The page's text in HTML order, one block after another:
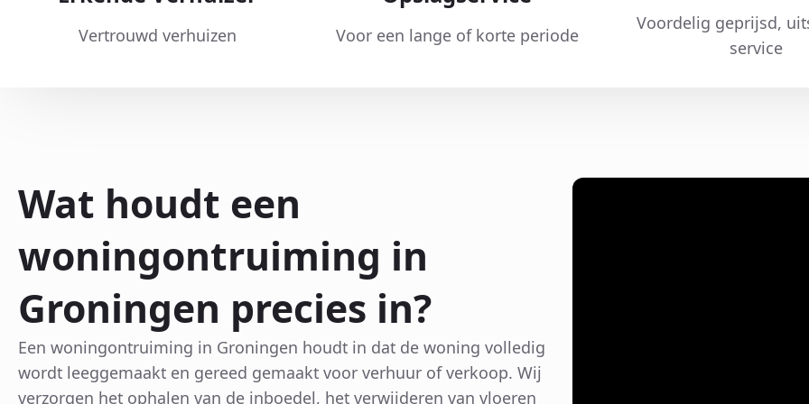
Vertrouwd verhuizen Voor een lange of korte periode
Voordelig geprijsd,
service
Wat houdt een
woningontruiming in
Groningen precies in?
Een woningontruiming in Groningen houdt in dat de woning volledig
wordt leeggemaakt en gereed gemaakt voor verhuur of verkoop. Wij
verzorgen het ophalen van de inboedel, het verwijderen van vloeren